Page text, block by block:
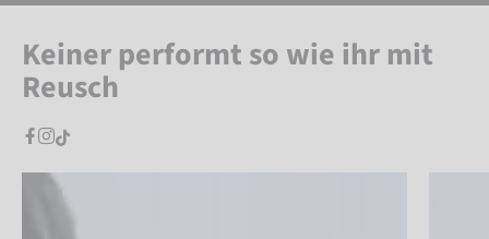
Keiner performt so wie ihr mit
Reusch